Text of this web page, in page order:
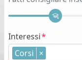
Interessi
Corsi ×